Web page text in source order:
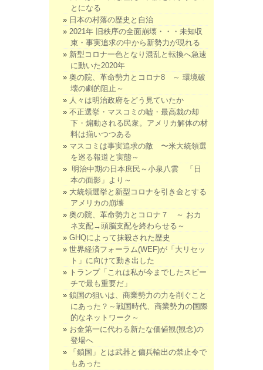
とになる
日本の村落の歴史と自治
2021年 旧秩序の全面崩壊・・・未知収
束・事実追求の中から新勢力が現れる
新型コロナ一色となり混乱と転換へ急速
に動いた2020年
奥の院、革命勢力とコロナ8 ～ 環境破
壊の劇的阻止～
人々は明治政府をどう見ていたか
不正選挙・マスコミの嘘・最高裁の却
下・煽動される民衆。アメリカ解体の材
料は揃いつつある
マスコミは事実追求の敵 〜米大統領選
を巡る報道と実態～
明治中期の日本庶民～小泉八雲 「日
本の面影」より～
大統領選挙と新型コロナを引き金とする
アメリカの崩壊
奥の院、革命勢力とコロナ７ ～ おカ
ネ支配→頭脳支配を終わらせる～
GHQによって抹殺された歴史
世界経済フォーラム(WEF)が「大リセッ
ト」に向けて動き出した
トランプ「これは私が今までしたスピー
チで最も重要だ」
鎖国の狙いは、商業勢力の力を削ぐこと
にあった？～戦国時代、商業勢力の国際
的なネットワーク～
お金第一に代わる新たな価値観(観念)の
登場へ
「鎖国」とは武器と傭兵輸出の禁止令で
もあった